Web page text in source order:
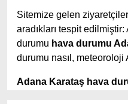
Sitemize gelen
aradıkları tespit
durumu hava durumu
durumu nasıl, meteoroloji
Adana Karataş hava